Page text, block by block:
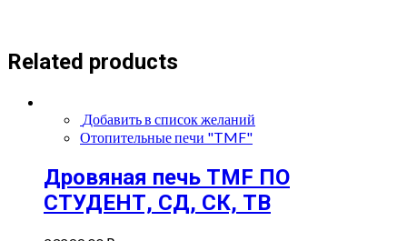
Related products
Добавить в список желаний
Отопительные печи "TMF"
Дровяная печь TMF ПО
СТУДЕНТ, СД, СК, ТВ